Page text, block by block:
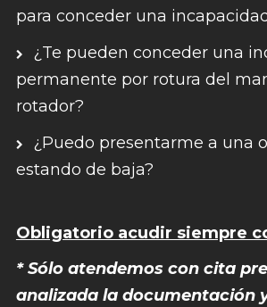
para conceder una
¿Te pueden conceder una
permanente por rotura del
rotador?
¿Puedo presentarme a una
estando de baja?
Obligatorio acudir siempre
* Sólo atendemos con cita
analizada la documentación